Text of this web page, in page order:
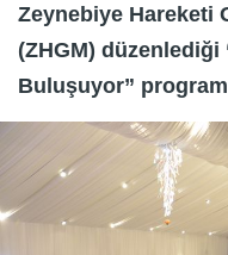
Zeynebiye Hareketi
(ZHGM)
Buluşuyor”